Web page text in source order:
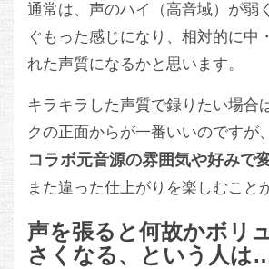
通常は、声のハイ（高音域）が弱
ぐもった感じになり、相対的に中
れた声質になるかと思います。
キラキラした声質で録りたい場合
クの正面からが一番いいのですが
コラボ元音源の雰囲気や好みで
また違った仕上がりを楽しむこと
声を張ると何故かボリ
さくなる、という人は